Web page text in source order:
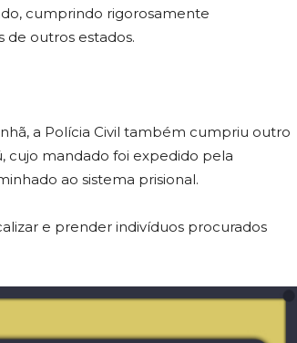
cumprindo rigorosamente
de outros estados.
a Polícia Civil também cumpriu outro
cujo mandado foi expedido pela
ao sistema prisional.
e prender indivíduos procurados